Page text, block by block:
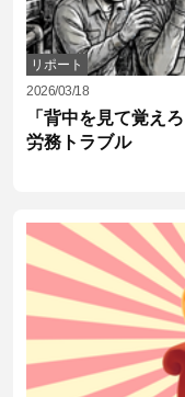
リポート
2026/03/18
「背中を見て覚え
労務トラブル